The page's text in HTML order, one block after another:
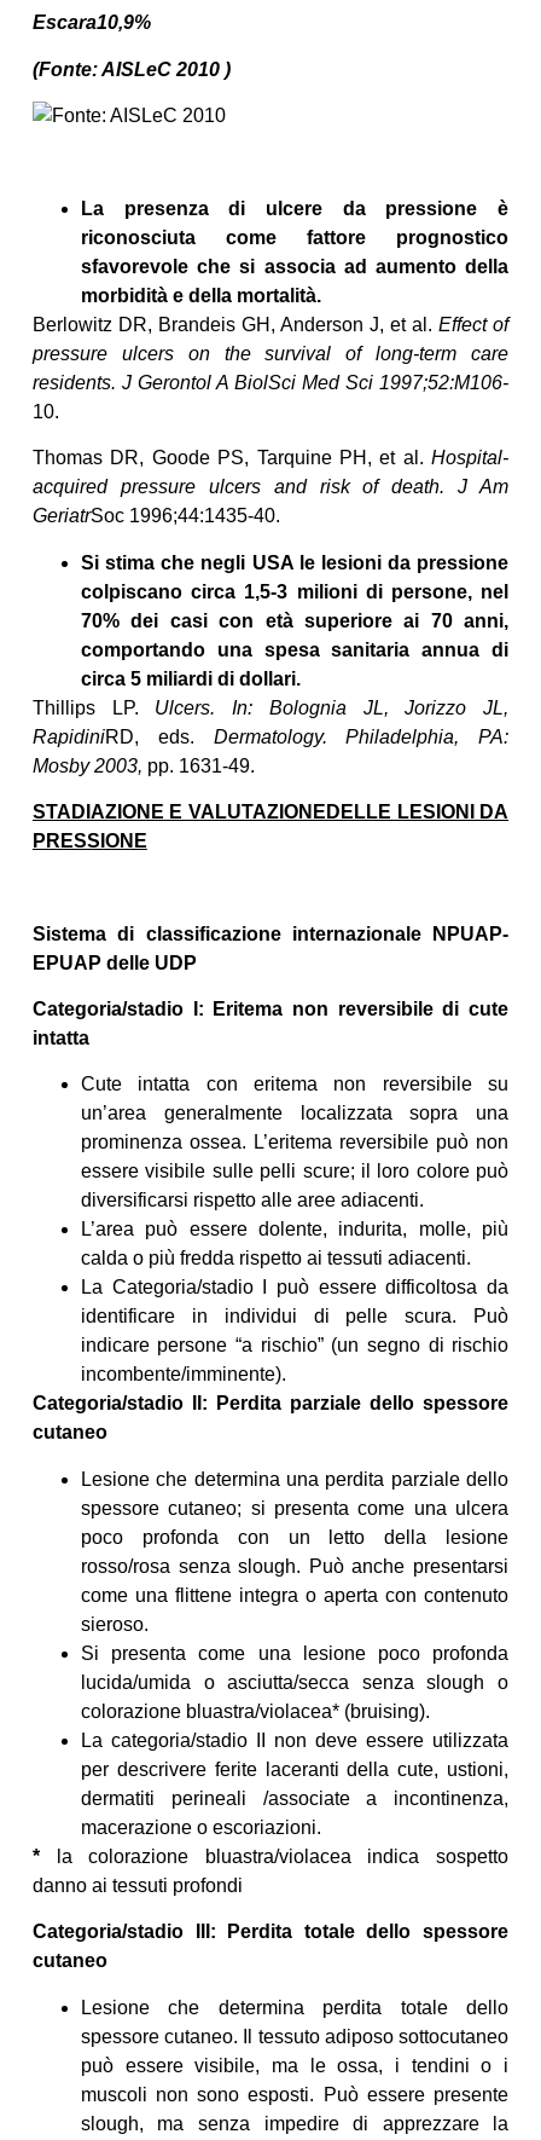
Escara10,9%
(Fonte: AISLeC 2010 )
La presenza di ulcere da pressione è
riconosciuta come fattore prognostico
sfavorevole che si associa ad aumento della
morbidità e della mortalità.
Berlowitz DR, Brandeis GH, Anderson J, et al.Effect of
pressure ulcers on the survival of long-term care
residents. J Gerontol A BiolSci Med Sci 1997;52:M106-
10.
Thomas DR, Goode PS, Tarquine PH, et al.Hospital-
acquired pressure ulcers and risk of death. J Am
GeriatrSoc 1996;44:1435-40.
Si stima che negli USA le lesioni da pressione
colpiscano circa 1,5-3 milioni di persone, nel
70% dei casi con età superiore ai 70 anni,
comportando una spesa sanitaria annua di
circa 5 miliardi di dollari.
Thillips LP. Ulcers. In: Bolognia JL, Jorizzo JL,
RapidiniRD, eds. Dermatology. Philadelphia, PA:
Mosby 2003, pp. 1631-49.
STADIAZIONE E VALUTAZIONEDELLE LESIONI DA
PRESSIONE
Sistema di classificazione internazionale NPUAP-
EPUAP delle UDP
Categoria/stadio I: Eritema non reversibile di cute
intatta
Cute intatta con eritema non reversibile su
un’area generalmente localizzata sopra una
prominenza ossea. L’eritema reversibile può non
essere visibile sulle pelli scure; il loro colore può
diversificarsi rispetto alle aree adiacenti.
L’area può essere dolente, indurita, molle, più
calda o più fredda rispetto ai tessuti adiacenti.
La Categoria/stadio I può essere difficoltosa da
identificare in individui di pelle scura. Può
indicare persone “a rischio” (un segno di rischio
incombente/imminente).
Categoria/stadio II: Perdita parziale dello spessore
cutaneo
Lesione che determina una perdita parziale dello
spessore cutaneo; si presenta come una ulcera
poco profonda con un letto della lesione
rosso/rosa senza slough. Può anche presentarsi
come una flittene integra o aperta con contenuto
sieroso.
Si presenta come una lesione poco profonda
lucida/umida o asciutta/secca senza slough o
colorazione bluastra/violacea* (bruising).
La categoria/stadio II non deve essere utilizzata
per descrivere ferite laceranti della cute, ustioni,
dermatiti perineali /associate a incontinenza,
macerazione o escoriazioni.
*
la colorazione bluastra/violacea indica sospetto
danno ai tessuti profondi
Categoria/stadio III: Perdita totale dello spessore
cutaneo
Lesione che determina perdita totale dello
spessore cutaneo. Il tessuto adiposo sottocutaneo
può essere visibile, ma le ossa, i tendini o i
muscoli non sono esposti. Può essere presente
slough, ma senza impedire di apprezzare la